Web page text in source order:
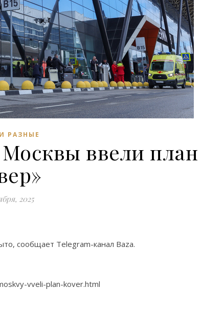
РАЗНЫЕ
ввели план
2025
сообщает Telegram-канал Baza.
vveli-plan-kover.html